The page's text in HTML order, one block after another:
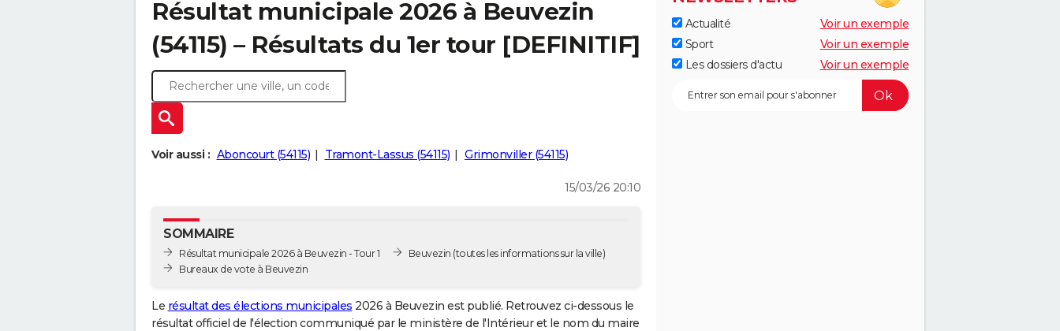
Résultat municipale 2026 à Beuvezin
(54115) – Résultats du 1er tour [DEFINITIF]
Voir aussi : Aboncourt (54115) Tramont-Lassus (54115) Grimonviller (54115)
15/03/26 20:10
SOMMAIRE
Résultat municipale 2026 à Beuvezin - Tour 1
Bureaux de vote à Beuvezin
Beuvezin (toutes les informations sur la ville)
Le résultat des élections municipales 2026 à Beuvezin est publié. Retrouvez ci-dessous le
résultat officiel de l'élection communiqué par le ministère de l'Intérieur et le nom du maire
Actualité
Voir un exemple
Sport
Voir un exemple
Les dossiers d'actu
Voir un exemple